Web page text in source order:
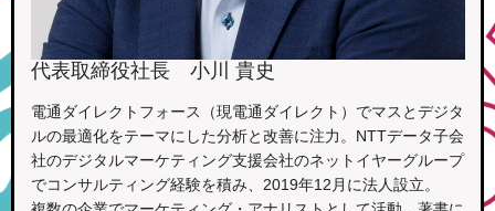
代表取締役社長 小川 貴史
電通ダイレクトフォース（現電通ダイレクト）でマスとデジタ
ルの最適化をテーマにした分析と改善に注力。NTTデータ子会
社のデジタルマーケティング支援会社のネットイヤーグループ
でコンサルティング経験を積み、2019年12月に法人設立。